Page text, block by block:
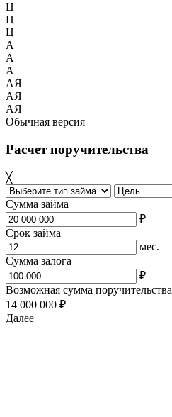
Ц
Ц
Ц
A
A
A
АЯ
АЯ
АЯ
Обычная версия
Расчет поручительства
╳
Сумма займа
₽
Срок займа
мес.
Сумма залога
₽
Возможная сумма поручительства
14 000 000 ₽
Далее